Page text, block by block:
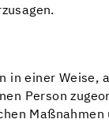
einer Weise,
Person